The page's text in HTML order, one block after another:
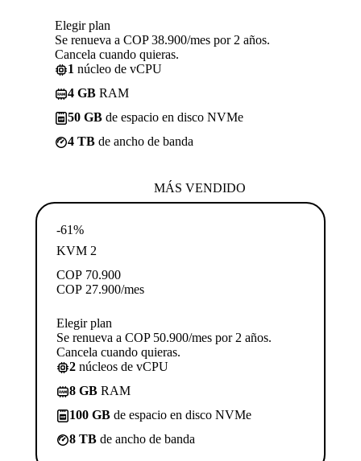
Elegir plan
Se renueva a COP 38.900/mes por 2 años.
Cancela cuando quieras.
1 núcleo de vCPU
4 GB RAM
50 GB de espacio en disco NVMe
4 TB de ancho de banda
MÁS VENDIDO
-61%
KVM 2
COP 70.900
COP 27.900/mes
Elegir plan
Se renueva a COP 50.900/mes por 2 años.
Cancela cuando quieras.
2 núcleos de vCPU
8 GB RAM
100 GB de espacio en disco NVMe
8 TB de ancho de banda